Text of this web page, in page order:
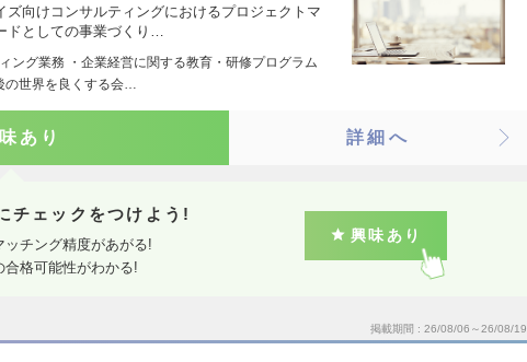
ズ向けコンサルティングにおけるプロジェクトマ
ドとしての事業づくり…
ング業務 ・企業経営に関する教育・研修プログラム
世界を良くする会…
あり 詳細へ
チェックをつけよう!
ッチング精度があがる!
合格可能性がわかる!
興味あり
掲載期間 26/08/06～26/08/19